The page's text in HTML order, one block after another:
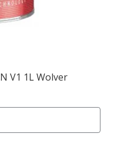
V1 1L Wolver